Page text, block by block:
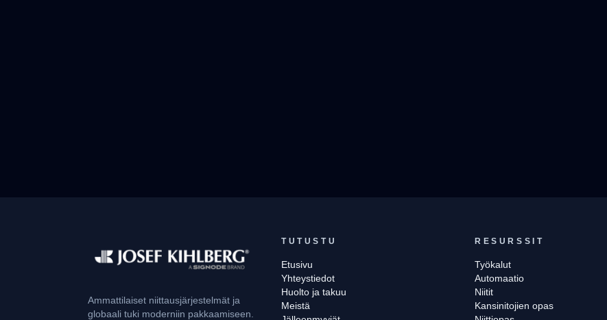
Ammattilaiset niittausjärjestelmät ja
globaali tuki moderniin pakkaamiseen.
TUTUSTU
Etusivu
Yhteystiedot
Huolto ja takuu
Meistä
RESURSSIT
Työkalut
Automaatio
Niitit
Kansinitojien opas